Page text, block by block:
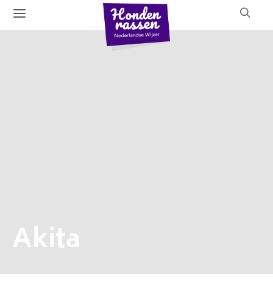
Akita